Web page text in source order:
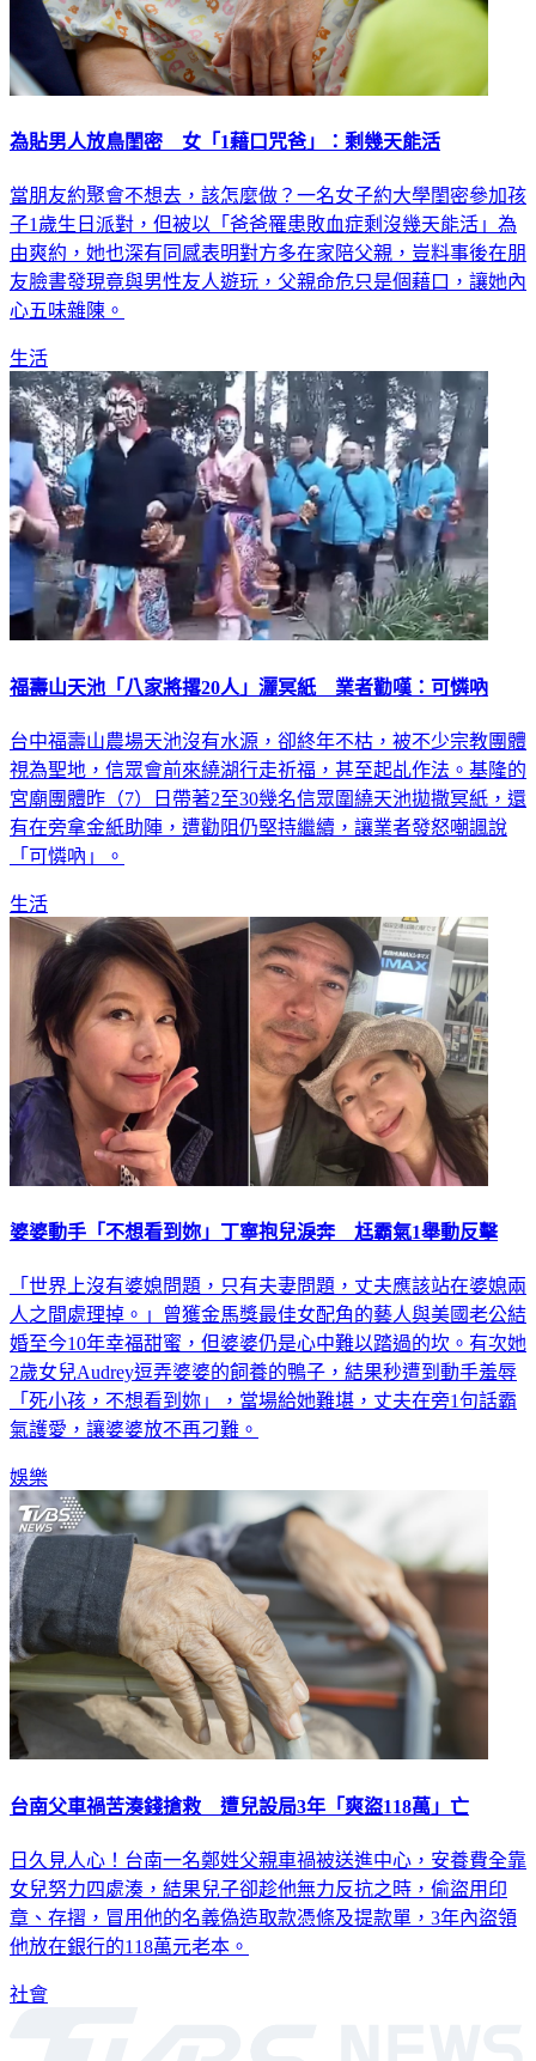
為貼男人放鳥閨密 女「1藉口咒爸」：剩幾天能活
當朋友約聚會不想去，該怎麼做？一名女子約大學閨密參加孩
子1歲生日派對，但被以「爸爸罹患敗血症剩沒幾天能活」為
由爽約，她也深有同感表明對方多在家陪父親，豈料事後在朋
友臉書發現竟與男性友人遊玩，父親命危只是個藉口，讓她內
心五味雜陳。
生活
福壽山天池「八家將撂20人」灑冥紙 業者勸嘆：可憐吶
台中福壽山農場天池沒有水源，卻終年不枯，被不少宗教團體
視為聖地，信眾會前來繞湖行走祈福，甚至起乩作法。基隆的
宮廟團體昨（7）日帶著2至30幾名信眾圍繞天池拋撒冥紙，還
有在旁拿金紙助陣，遭勸阻仍堅持繼續，讓業者發怒嘲諷說
「可憐吶」。
生活
婆婆動手「不想看到妳」丁寧抱兒淚奔 尪霸氣1舉動反擊
「世界上沒有婆媳問題，只有夫妻問題，丈夫應該站在婆媳兩
人之間處理掉。」曾獲金馬獎最佳女配角的藝人與美國老公結
婚至今10年幸福甜蜜，但婆婆仍是心中難以踏過的坎。有次她
2歲女兒Audrey逗弄婆婆的飼養的鴨子，結果秒遭到動手羞辱
「死小孩，不想看到妳」，當場給她難堪，丈夫在旁1句話霸
氣護愛，讓婆婆放不再刁難。
娛樂
台南父車禍苦湊錢搶救 遭兒設局3年「爽盜118萬」亡
日久見人心！台南一名鄭姓父親車禍被送進中心，安養費全靠
女兒努力四處湊，結果兒子卻趁他無力反抗之時，偷盜用印
章、存摺，冒用他的名義偽造取款憑條及提款單，3年內盜領
他放在銀行的118萬元老本。
社會